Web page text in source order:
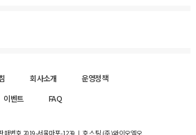
회사소개
운영정책
이벤트 FAQ